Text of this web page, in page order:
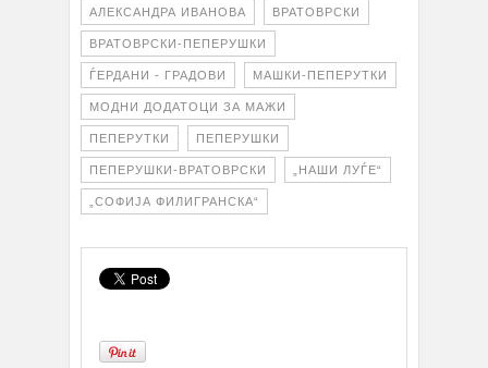
АЛЕКСАНДРА ИВАНОВА ВРАТОВРСКИ
ВРАТОВРСКИ-ПЕПЕРУШКИ
ЃЕРДАНИ - ГРАДОВИ МАШКИ-ПЕПЕРУТКИ
МОДНИ ДОДАТОЦИ ЗА МАЖИ
ПЕПЕРУТКИ ПЕПЕРУШКИ
ПЕПЕРУШКИ-ВРАТОВРСКИ „НАШИ ЛУЃЕ“
„СОФИЈА ФИЛИГРАНСКА“